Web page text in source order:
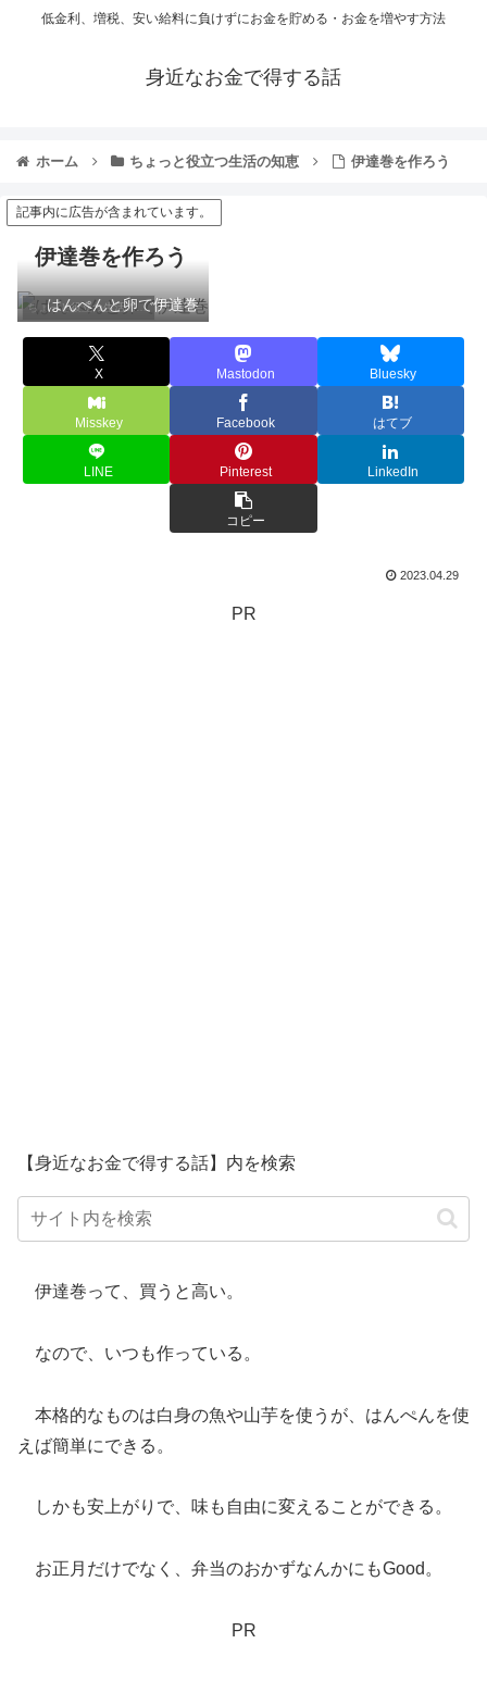
低金利、増税、安い給料に負けずにお金を貯める・お金を増やす方法
身近なお金で得する話
ホーム ちょっと役立つ生活の知恵 伊達巻を作ろう
記事内に広告が含まれています。
伊達巻を作ろう
ちょっと役立つ生活の知恵
はんぺんと卵で伊達巻
X Mastodon Bluesky
Misskey Facebook はてブ
LINE Pinterest LinkedIn
コピー
2023.04.29
PR
【身近なお金で得する話】内を検索
伊達巻って、買うと高い。
なので、いつも作っている。
本格的なものは白身の魚や山芋を使うが、はんぺんを使
えば簡単にできる。
しかも安上がりで、味も自由に変えることができる。
お正月だけでなく、弁当のおかずなんかにもGood。
PR